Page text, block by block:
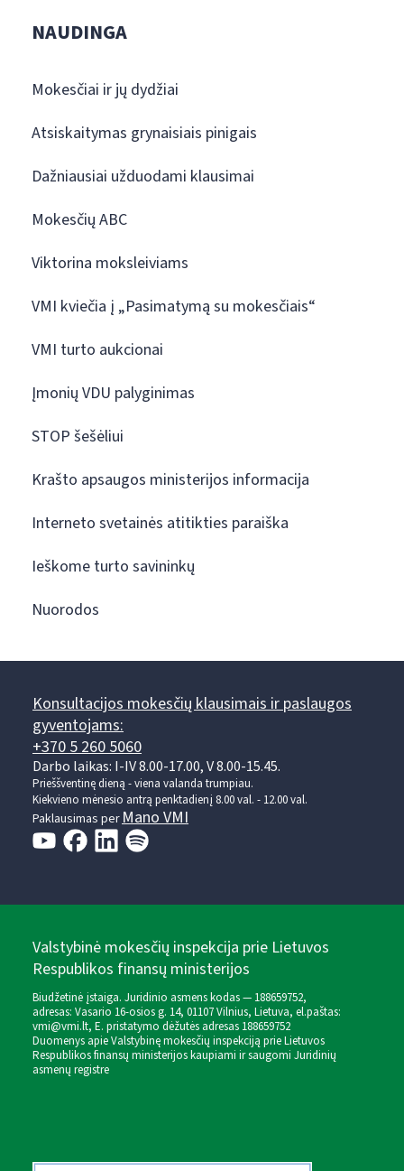
NAUDINGA
Mokesčiai ir jų dydžiai
Atsiskaitymas grynaisiais pinigais
Dažniausiai užduodami klausimai
Mokesčių ABC
Viktorina moksleiviams
VMI kviečia į „Pasimatymą su mokesčiais“
VMI turto aukcionai
Įmonių VDU palyginimas
STOP šešėliui
Krašto apsaugos ministerijos informacija
Interneto svetainės atitikties paraiška
Ieškome turto savininkų
Nuorodos
Konsultacijos mokesčių klausimais ir paslaugos
gyventojams:
+370 5 260 5060
Darbo laikas: I-IV 8.00-17.00, V 8.00-15.45.
Prieššventinę dieną - viena valanda trumpiau.
Kiekvieno mėnesio antrą penktadienį 8.00 val. - 12.00 val.
Paklausimas perMano VMI
Valstybinė mokesčių inspekcija prie Lietuvos
Respublikos finansų ministerijos
Biudžetinė įstaiga. Juridinio asmens kodas — 188659752,
adresas: Vasario 16-osios g. 14, 01107 Vilnius, Lietuva, el.paštas:
vmi@vmi.lt, E. pristatymo dėžutės adresas 188659752
Duomenys apie Valstybinę mokesčių inspekciją prie Lietuvos
Respublikos finansų ministerijos kaupiami ir saugomi Juridinių
asmenų registre